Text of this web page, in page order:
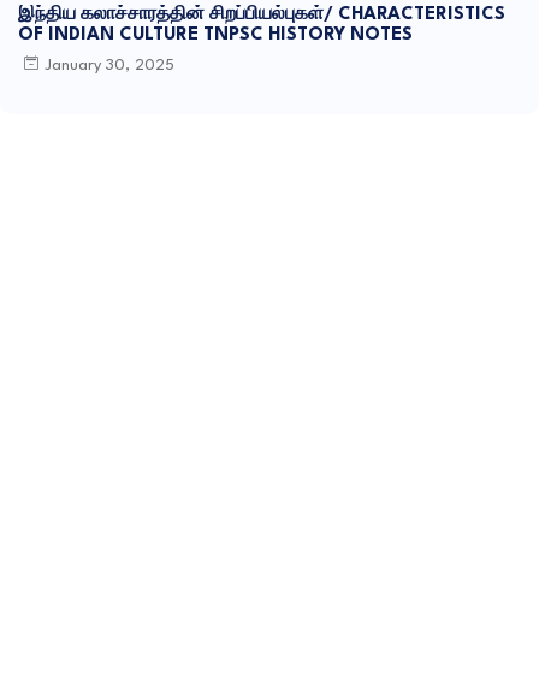
இந்திய கலாச்சாரத்தின் சிறப்பியல்புகள்/ CHARACTERISTICS
OF INDIAN CULTURE TNPSC HISTORY NOTES
January 30, 2025